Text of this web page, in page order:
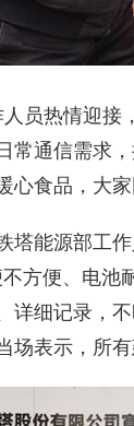
热情迎接
常通信需求
食品，大
能源部工作
方便、电
详细记录，
表示，所